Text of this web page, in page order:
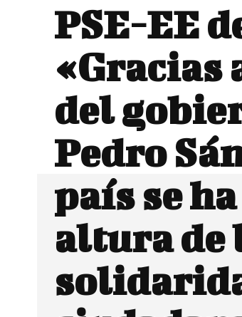
PSE-EE
«Gracias
del
Pedro
país se
altura de